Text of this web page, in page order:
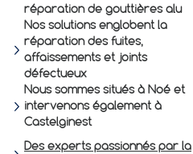
réparation de gouttières alu
Nos solutions englobent la
réparation des fuites,
affaissements et joints
défectueux
Nous sommes situés à Noé et
intervenons également à
Castelginest
Des experts passionnés par la